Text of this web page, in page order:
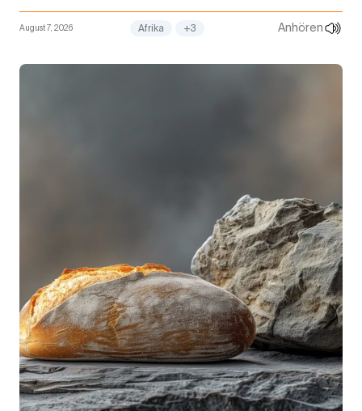
So zelebrierten die „Mamas“ in Angola ihren dritten
Nationalen Frauentag.
August 7, 2026 Afrika +3 Anhören